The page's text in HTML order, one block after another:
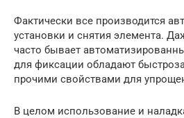
Фактически все производится
установки и снятия элемента.
часто бывает
для фиксации обладают
прочими свойствами для
В целом использование и